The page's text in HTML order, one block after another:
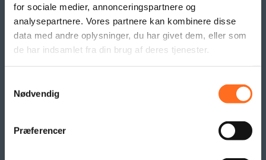
for sociale medier, annonceringspartnere og
analysepartnere. Vores partnere kan kombinere disse
data med andre oplysninger, du har givet dem, eller som
de har indsamlet fra din brug af deres tjenester.
Nødvendig
Præferencer
Indoor bannere
Outdoor Bannere
Roll Up Banner
Logo- og reklame måtter
Kioskflag